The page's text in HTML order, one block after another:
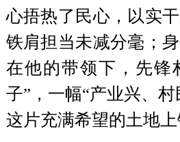
心捂热了民心，以实
铁肩担当未减分毫；
在他的带领下，先锋
子”，一幅“产业兴、
这片充满希望的土地